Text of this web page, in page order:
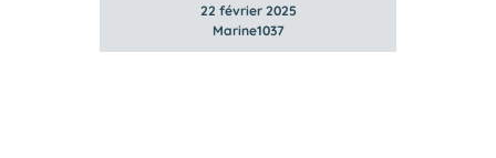
22 février 2025
Marine1037